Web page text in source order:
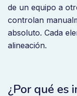
de un equipo a
controlan
absoluto. Cada
alineación.
¿Por qué es